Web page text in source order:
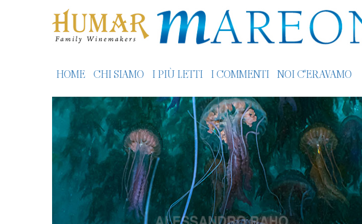
HOME CHI SIAMO I PIÙ LETTI I COMMENTI NOI C'ERAVAMO